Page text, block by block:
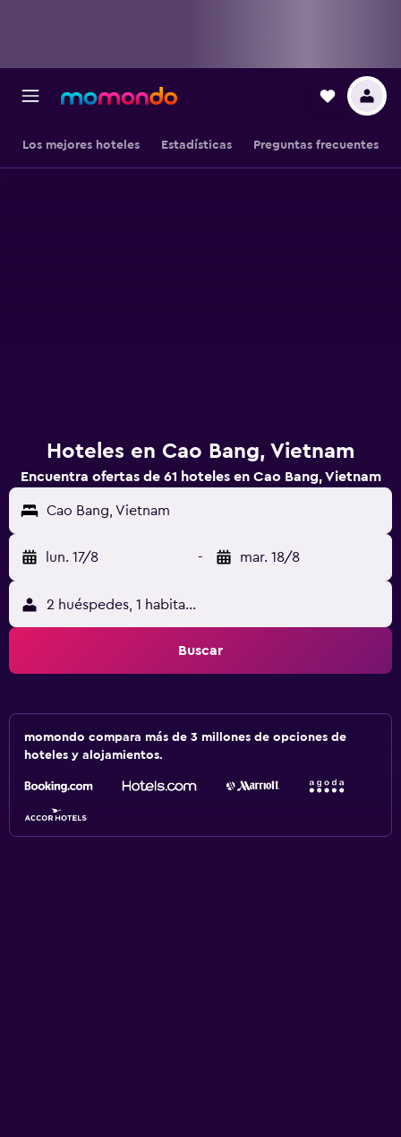
Los mejores hoteles Estadísticas Preguntas frecuentes
Hoteles en Cao Bang, Vietnam
Encuentra ofertas de 61 hoteles en Cao Bang, Vietnam
Cao Bang, Vietnam
lun. 17/8 - mar. 18/8
2 huéspedes, 1 habitación
Buscar
momondo compara más de 3 millones de opciones de
hoteles y alojamientos.